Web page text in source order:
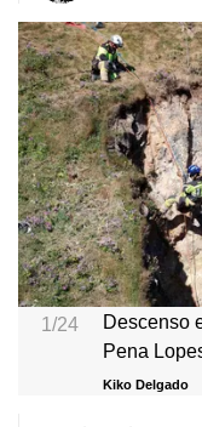
1/24
Descenso
Pena
Kiko Delgado